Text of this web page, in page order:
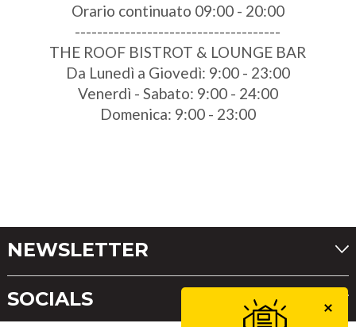
Orario continuato 09:00 - 20:00
-------------------------------------
THE ROOF BISTROT & LOUNGE BAR
Da Lunedì a Giovedì: 9:00 - 23:00
Venerdì - Sabato: 9:00 - 24:00
Domenica: 9:00 - 23:00
NEWSLETTER
SOCIALS